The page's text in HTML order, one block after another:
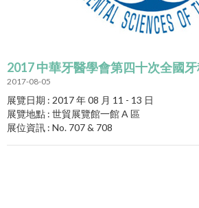
2017 中華牙醫學會第四十次全國
2017-08-05
展覽日期 : 2017 年 08 月 11 - 13 日
展覽地點 : 世貿展覽館一館 A 區
展位資訊 : No. 707 & 708